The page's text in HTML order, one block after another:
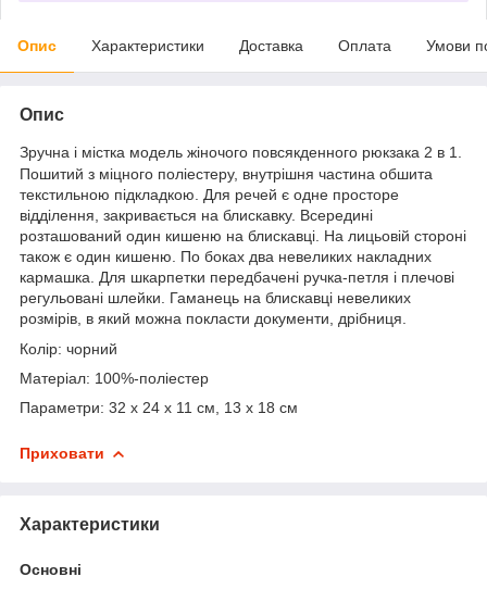
Опис Характеристики Доставка Оплата Умови
Опис
Зручна і містка модель жіночого повсякденного рюкзака 2 в 1.
Пошитий з міцного поліестеру, внутрішня частина обшита
текстильною підкладкою. Для речей є одне просторе
відділення, закривається на блискавку. Всередині
розташований один кишеню на блискавці. На лицьовій стороні
також є один кишеню. По боках два невеликих накладних
кармашка. Для шкарпетки передбачені ручка-петля і плечові
регульовані шлейки. Гаманець на блискавці невеликих
розмірів, в який можна покласти документи, дрібниця.
Колір: чорний
Матеріал: 100%-поліестер
Параметри: 32 х 24 х 11 см, 13 x 18 см
Приховати
Характеристики
Основні